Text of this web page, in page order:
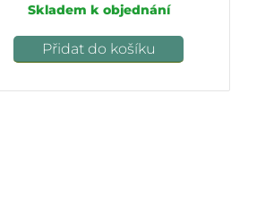
Skladem k objednání
Přidat do košíku